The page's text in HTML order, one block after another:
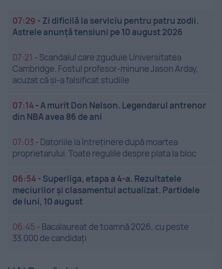
07:29 - Zi dificilă la serviciu pentru patru zodii.
Astrele anunță tensiuni pe 10 august 2026
07:21 - Scandalul care zguduie Universitatea
Cambridge. Fostul profesor-minune Jason Arday,
acuzat că și-a falsificat studiile
07:14-A murit Don Nelson. Legendarul antrenor
din NBA avea 86 de ani
07:03 - Datoriile la întreținere după moartea
proprietarului. Toate regulile despre plata la bloc
06:54- Superliga, etapa a 4-a. Rezultatele
meciurilor și clasamentul actualizat. Partidele
de luni, 10 august
06:45 - Bacalaureat de toamnă 2026, cu peste
33.000 de candidați